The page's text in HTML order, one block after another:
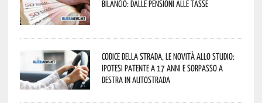
Bilancio: dalle pensioni alle tasse
Codice della strada, le novità allo studio:
ipotesi patente a 17 anni e sorpasso a
destra in autostrada